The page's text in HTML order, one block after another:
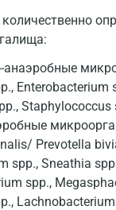
анаэробные
Enterobacterium
Staphylococcus
Prevotella
spp., Sneathia
spp.,